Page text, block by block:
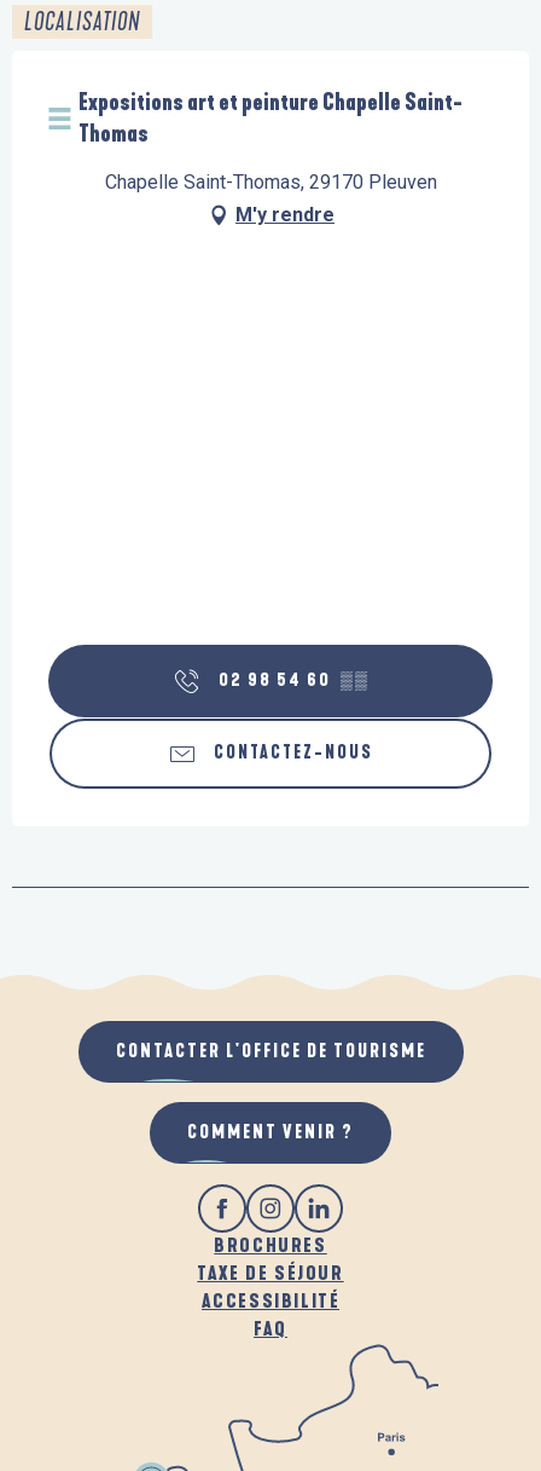
LOCALISATION
Expositions art et peinture Chapelle Saint-
Thomas
Chapelle Saint-Thomas, 29170 Pleuven
M'y rendre
02 98 54 60 ▒▒
CONTACTEZ-NOUS
BROCHURES
TAXE DE SÉJOUR
ACCESSIBILITÉ
FAQ
CONTACTER L'OFFICE DE TOURISME
COMMENT VENIR ?